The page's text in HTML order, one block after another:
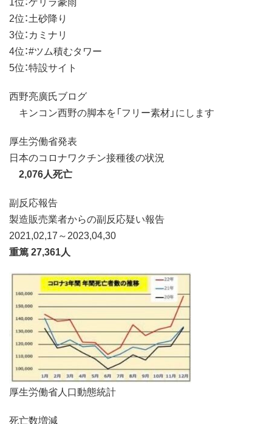
2位：土砂降り
3位：カミナリ
4位：#ツム積むタワー
5位：特設サイト
西野亮廣氏ブログ
キンコン西野の脚本を「フリー素材」にします
厚生労働省発表
日本のコロナワクチン接種後の状況
2,076人死亡
副反応報告
製造販売業者からの副反応疑い報告
2021,02,17～2023,04,30
重篤 27,361人
厚生労働省人口動態統計
死亡数増減